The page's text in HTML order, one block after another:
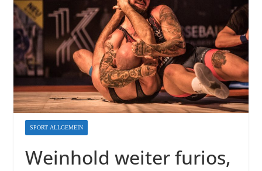
SPORT ALLGEMEIN
Weinhold weiter furios,